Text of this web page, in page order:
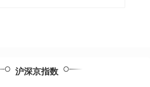
沪深京指数